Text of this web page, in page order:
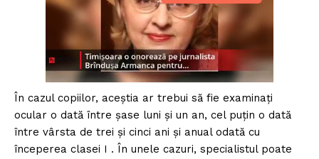
În cazul copiilor, aceștia ar trebui să fie examinați
ocular o dată între șase luni și un an, cel puțin o dată
între vârsta de trei și cinci ani și anual odată cu
începerea clasei I . În unele cazuri, specialistul poate